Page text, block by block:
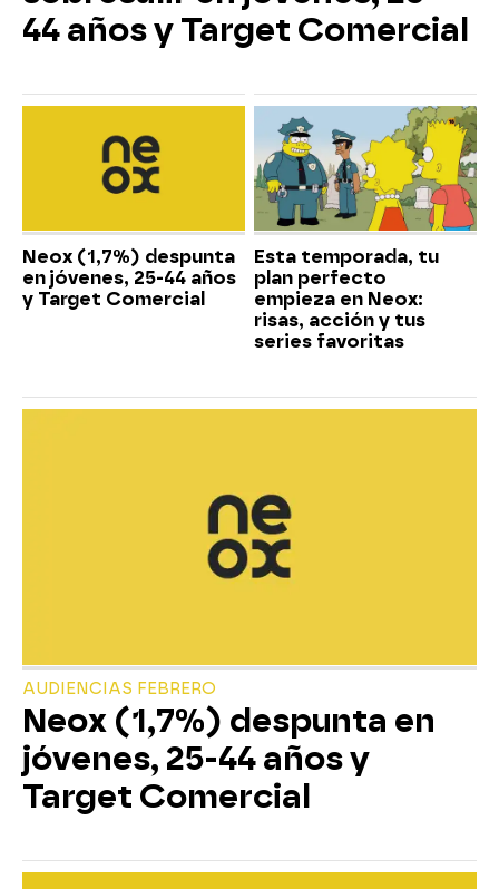
44 años y Target Comercial
Neox (1,7%) despunta
en jóvenes, 25-44 años
y Target Comercial
Esta temporada, tu
plan perfecto
empieza en Neox:
risas, acción y tus
series favoritas
AUDIENCIAS FEBRERO
Neox (1,7%) despunta en
jóvenes, 25-44 años y
Target Comercial